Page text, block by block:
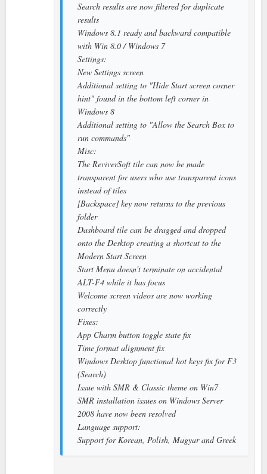
Search results are now filtered for duplicate
results
Windows 8.1 ready and backward compatible
with Win 8.0 / Windows 7
Settings:
New Settings screen
Additional setting to "Hide Start screen corner
hint" found in the bottom left corner in
Windows 8
Additional setting to "Allow the Search Box to
run commands"
Misc:
The ReviverSoft tile can now be made
transparent for users who use transparent icons
instead of tiles
[Backspace] key now returns to the previous
folder
Dashboard tile can be dragged and dropped
onto the Desktop creating a shortcut to the
Modern Start Screen
Start Menu doesn't terminate on accidental
ALT-F4 while it has focus
Welcome screen videos are now working
correctly
Fixes:
App Charm button toggle state fix
Time format alignment fix
Windows Desktop functional hot keys fix for F3
(Search)
Issue with SMR & Classic theme on Win7
SMR installation issues on Windows Server
2008 have now been resolved
Language support:
Support for Korean, Polish, Magyar and Greek